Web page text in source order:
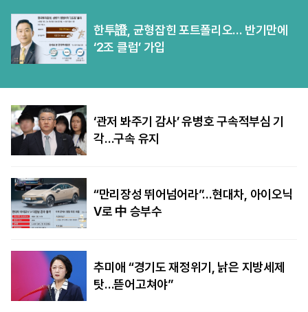
한투證, 균형잡힌 포트폴리오… 반기만에
‘2조 클럽’ 가입
‘관저 봐주기 감사’ 유병호 구속적부심 기
각…구속 유지
“만리장성 뛰어넘어라”…현대차, 아이오닉
V로 中 승부수
추미애 “경기도 재정위기, 낡은 지방세제
탓…뜯어고쳐야”